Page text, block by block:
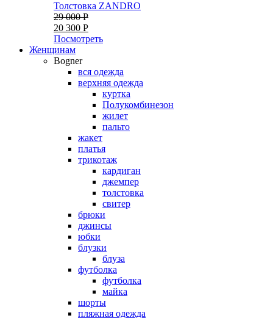
Толстовка ZANDRO
29 000 Р
20 300 Р
Посмотреть
Женщинам
Bogner
вся одежда
верхняя одежда
куртка
Полукомбинезон
жилет
пальто
жакет
платья
трикотаж
кардиган
джемпер
толстовка
свитер
брюки
джинсы
юбки
блузки
блуза
футболка
футболка
майка
шорты
пляжная одежда